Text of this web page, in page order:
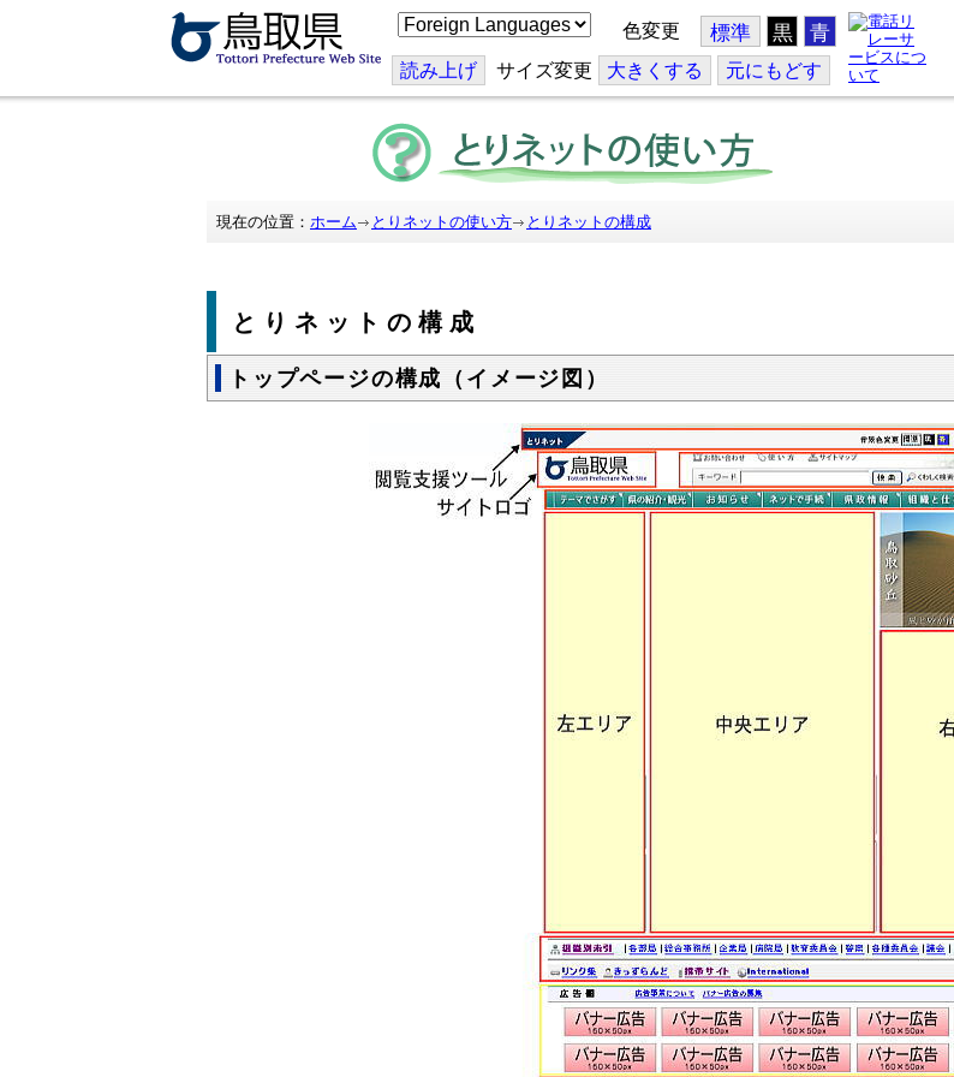
こ
の
ジ
を
翻
訳
す
る
色変更 標準 黒 青
読み上げ サイズ変更 大きくする 元にもどす
現在の位置： ホーム とりネットの使い方 とりネットの構成
とりネットの構成
トップページの構成（イメージ図）